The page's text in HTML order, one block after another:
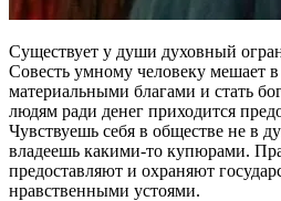
Существует у души духовный
Совесть умному человеку мешает в
материальными благами и стать
людям ради денег приходится
Чувствуешь себя в обществе не в
владеешь какими-то купюрами.
предоставляют и охраняют
нравственными устоями.